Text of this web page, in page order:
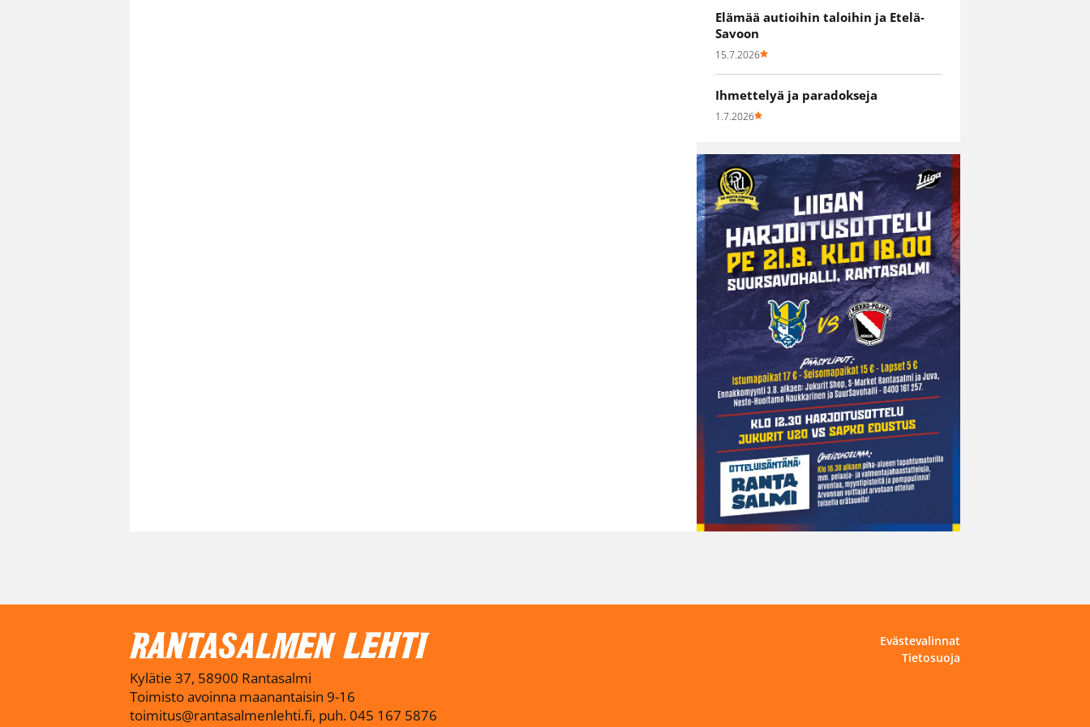
Elämää autioihin taloihin ja Etelä-
Savoon
15.7.2026
Ihmettelyä ja paradokseja
1.7.2026
Kylätie 37, 58900 Rantasalmi
Toimisto avoinna maanantaisin 9-16
toimitus@rantasalmenlehti.fi, puh. 045 167 5876
Evästevalinnat
Tietosuoja